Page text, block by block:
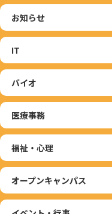
お知らせ
IT
バイオ
医療事務
福祉・心理
オープンキャンパス